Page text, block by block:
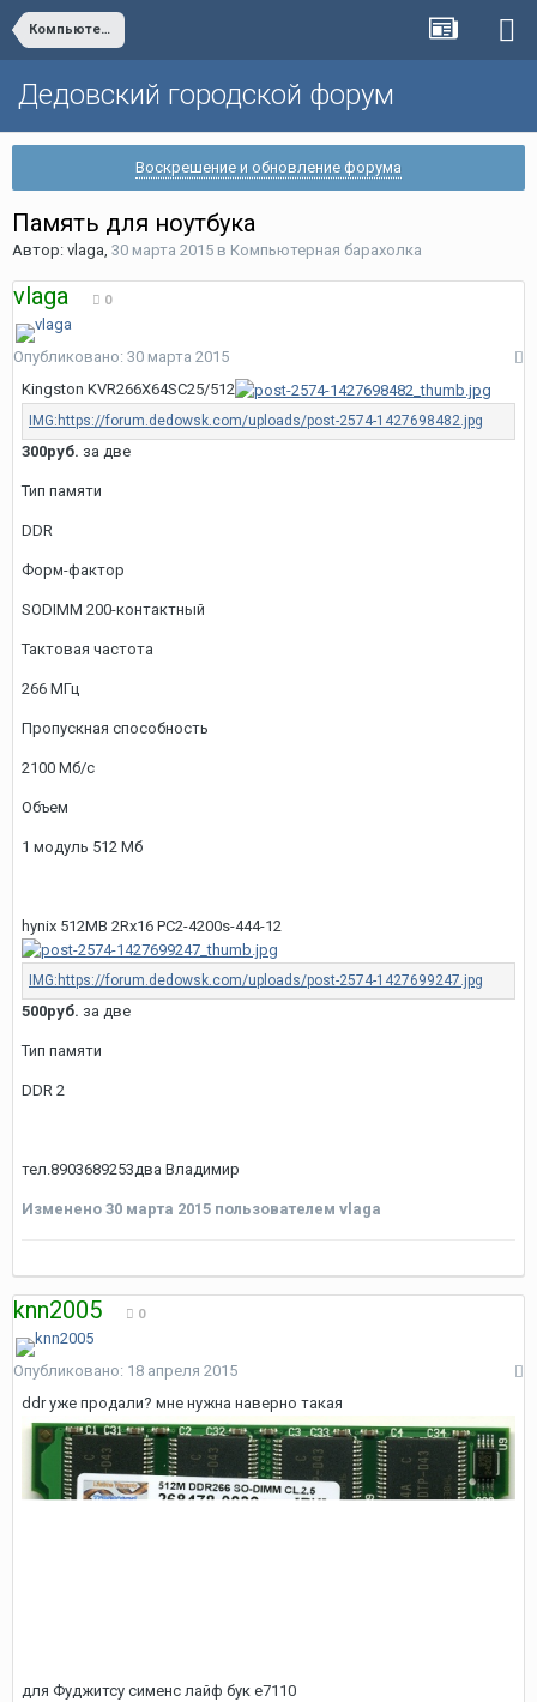
Компьютерная барахолка
Дедовский городской форум
Воскрешение и обновление форума
Память для ноутбука
Автор: vlaga, 30 марта 2015 в Компьютерная барахолка
vlaga 0
Опубликовано: 30 марта 2015
Kingston KVR266X64SC25/512
300руб. за две
Тип памяти
DDR
Форм-фактор
SODIMM 200-контактный
Тактовая частота
266 МГц
Пропускная способность
2100 Мб/с
Объем
1 модуль 512 Мб
hynix 512MB 2Rx16 PC2-4200s-444-12
500руб. за две
Тип памяти
DDR 2
тел.8903689253два Владимир
Изменено 30 марта 2015 пользователем vlaga
knn2005 0
Опубликовано: 18 апреля 2015
ddr уже продали? мне нужна наверно такая
для Фуджитсу сименс лайф бук е7110